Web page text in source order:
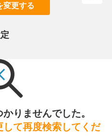
変更する
りませんでした。
して再度検索してくだ